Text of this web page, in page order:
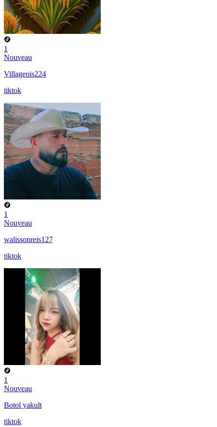
1
Nouveau
Villageois224
tiktok
1
Nouveau
walissonreis127
tiktok
1
Nouveau
Botol yakult
tiktok